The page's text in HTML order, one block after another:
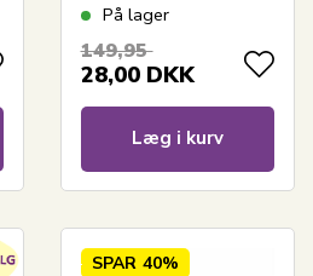
På lager
149,95
28,00 DKK
Læg i kurv
SPAR 40%